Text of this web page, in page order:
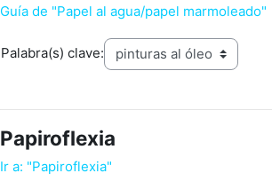
Guía de "Papel al agua/papel marmoleado"
Palabra(s) clave:
Papiroflexia
Ir a: "Papiroflexia"